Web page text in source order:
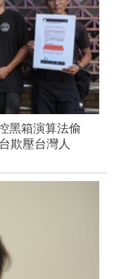
黑箱演算法偷
欺壓台灣人